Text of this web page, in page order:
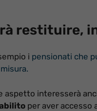
restituire,
i pensionati che
aspetto interesserà
per aver accesso